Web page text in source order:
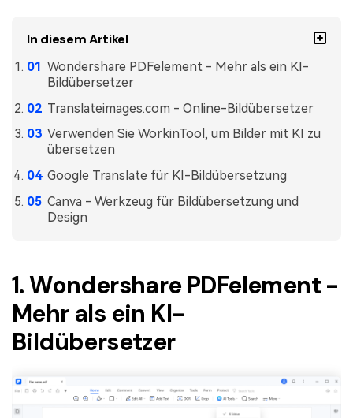
In diesem Artikel
Wondershare PDFelement - Mehr als ein KI-
Bildübersetzer
Translateimages.com - Online-Bildübersetzer
Verwenden Sie WorkinTool, um Bilder mit KI zu
übersetzen
Google Translate für KI-Bildübersetzung
Canva - Werkzeug für Bildübersetzung und
Design
1. Wondershare PDFelement -
Mehr als ein KI-
Bildübersetzer